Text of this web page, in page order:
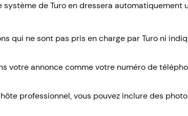
de Turo en dressera automatiquement
qui ne sont pas pris en charge par Turo ni
votre annonce comme votre numéro de
professionnel, vous pouvez inclure des